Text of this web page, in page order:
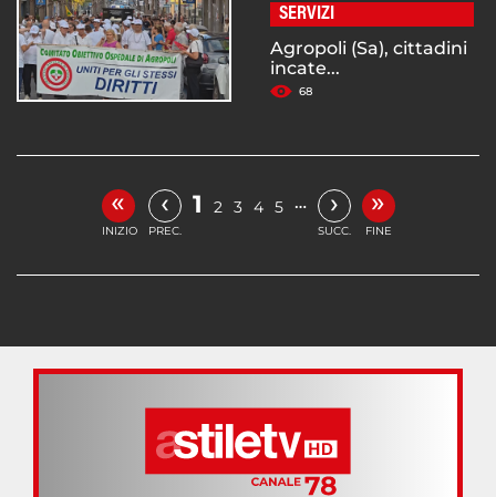
SERVIZI
Agropoli (Sa), cittadini
incate...
68
«
INIZIO
‹
PREC.
1 2 3 4 5 … ›
SUCC.
»
FINE